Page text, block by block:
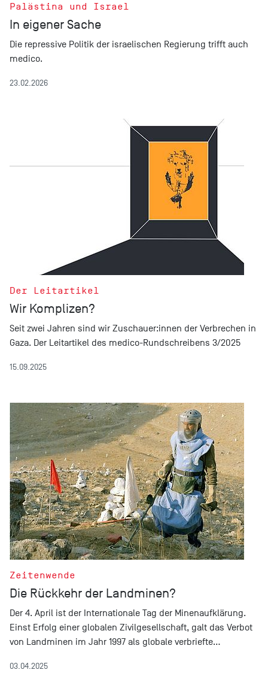
Palästina und Israel
In eigener Sache
Die repressive Politik der israelischen Regierung trifft auch
medico.
23.02.2026
Der Leitartikel
Wir Komplizen?
Seit zwei Jahren sind wir Zuschauer:innen der Verbrechen in
Gaza. Der Leitartikel des medico-Rundschreibens 3/2025
15.09.2025
Zeitenwende
Die Rückkehr der Landminen?
Der 4. April ist der Internationale Tag der Minenaufklärung.
Einst Erfolg einer globalen Zivilgesellschaft, galt das Verbot
von Landminen im Jahr 1997 als globale verbriefte…
03.04.2025